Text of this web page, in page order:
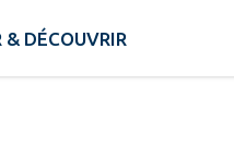
& DÉCOUVRIR